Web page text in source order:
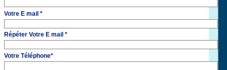
Votre E mail *
Répéter Votre E mail *
Votre Téléphone*